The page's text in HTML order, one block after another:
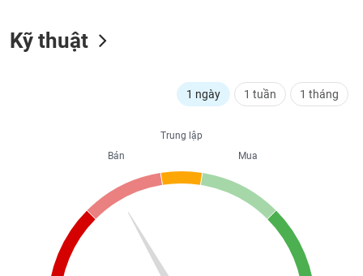
Tin
tức
Kỹ thuật
1 ngày 1 tuần 1 tháng
Trung lập
Mua
Bán